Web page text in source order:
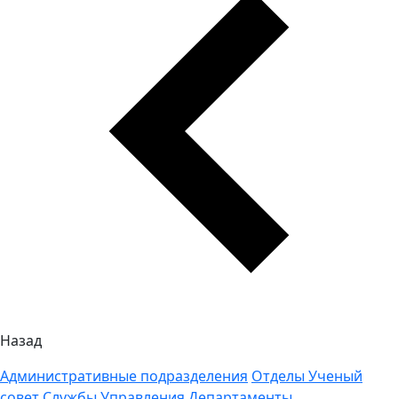
Назад
Административные подразделения Отделы Ученый